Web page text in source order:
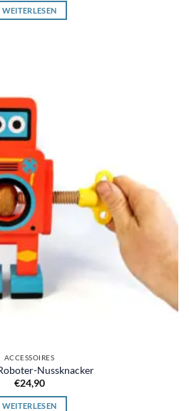
WEITERLESEN
ACCESSOIRES
Nussknacker
€24,90
WEITERLESEN